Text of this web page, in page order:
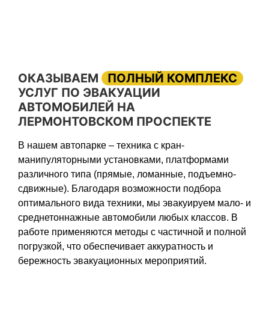
ОКАЗЫВАЕМ
ПОЛНЫЙ КОМПЛЕКС
УСЛУГ ПО ЭВАКУАЦИИ
АВТОМОБИЛЕЙ НА
ЛЕРМОНТОВСКОМ ПРОСПЕКТЕ
В нашем автопарке – техника с кран-
манипуляторными установками, платформами
различного типа (прямые, ломанные, подъемно-
сдвижные). Благодаря возможности подбора
оптимального вида техники, мы эвакуируем мало- и
среднетоннажные автомобили любых классов. В
работе применяются методы с частичной и полной
погрузкой, что обеспечивает аккуратность и
бережность эвакуационных мероприятий.